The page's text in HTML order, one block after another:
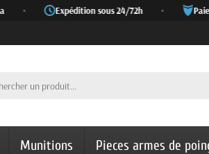
Expédition sous 24/72h
Munitions Pieces armes de